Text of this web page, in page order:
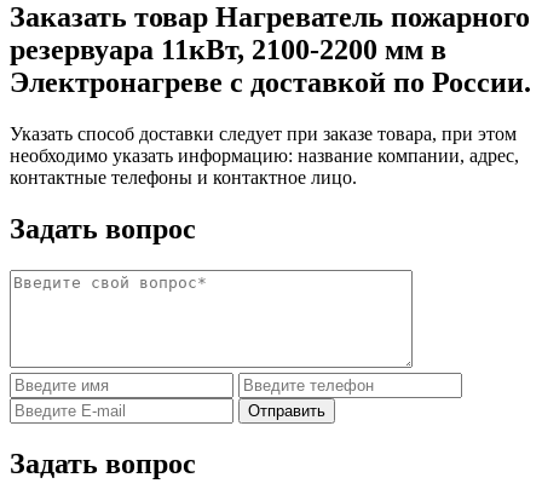
Заказать товар Нагреватель пожарного
резервуара 11кВт, 2100-2200 мм в
Электронагреве с доставкой по России.
Указать способ доставки следует при заказе товара, при этом
необходимо указать информацию: название компании, адрес,
контактные телефоны и контактное лицо.
Задать вопрос
Задать вопрос